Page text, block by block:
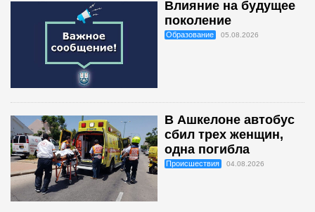
Влияние на будущее
поколение
Образование 05.08.2026
В Ашкелоне автобус
сбил трех женщин,
одна погибла
Происшествия 04.08.2026